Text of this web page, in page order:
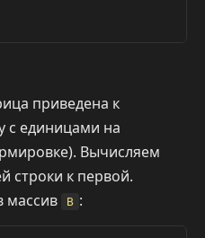
приведена к
с единицами на
Вычисляем
строки к первой.
массив
B :